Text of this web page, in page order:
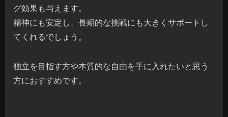
グ効果も与えます。
精神にも安定し、長期的な挑戦にも大きくサポートし
てくれるでしょう。
独立を目指す方や本質的な自由を手に入れたいと思う
方におすすめです。